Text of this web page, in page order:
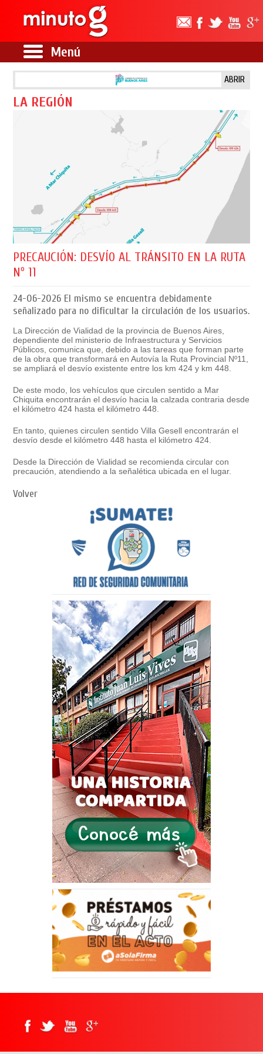
Menú
ABRIR
LA REGIÓN
PRECAUCIÓN: DESVÍO AL TRÁNSITO EN LA RUTA
Nº 11
24-06-2026 El mismo se encuentra debidamente
señalizado para no dificultar la circulación de los usuarios.
La Dirección de Vialidad de la provincia de Buenos Aires,
dependiente del ministerio de Infraestructura y Servicios
Públicos, comunica que, debido a las tareas que forman parte
de la obra que transformará en Autovía la Ruta Provincial Nº11,
se ampliará el desvío existente entre los km 424 y km 448.
De este modo, los vehículos que circulen sentido a Mar
Chiquita encontrarán el desvío hacia la calzada contraria desde
el kilómetro 424 hasta el kilómetro 448.
En tanto, quienes circulen sentido Villa Gesell encontrarán el
desvío desde el kilómetro 448 hasta el kilómetro 424.
Desde la Dirección de Vialidad se recomienda circular con
precaución, atendiendo a la señalética ubicada en el lugar.
Volver